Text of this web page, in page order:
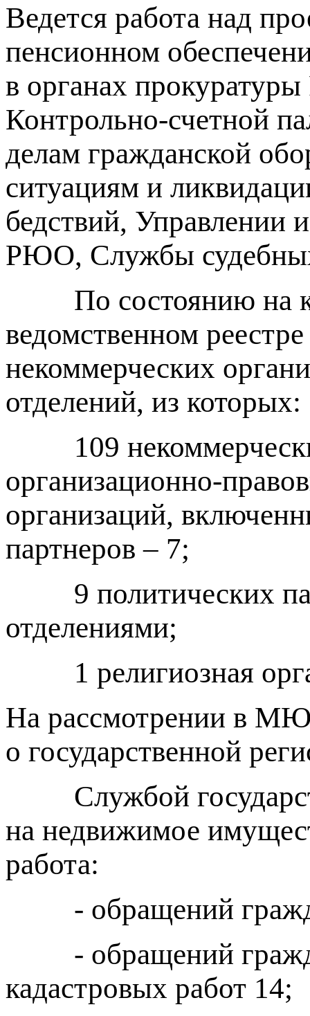
Ведется работа над
пенсионном
в органах
Контрольно-счетной
делам гражданской
ситуациям и
бедствий,
РЮО, Службы
По состоянию на
ведомственном
некоммерческих
отделений, из которых:
109
организационно-
организаций,
партнеров – 7;
9 политических
отделениями;
1 религиозная
На рассмотрении в
о государственной
Службой
на недвижимое
работа:
- обращений
- обращений
кадастровых работ 14;